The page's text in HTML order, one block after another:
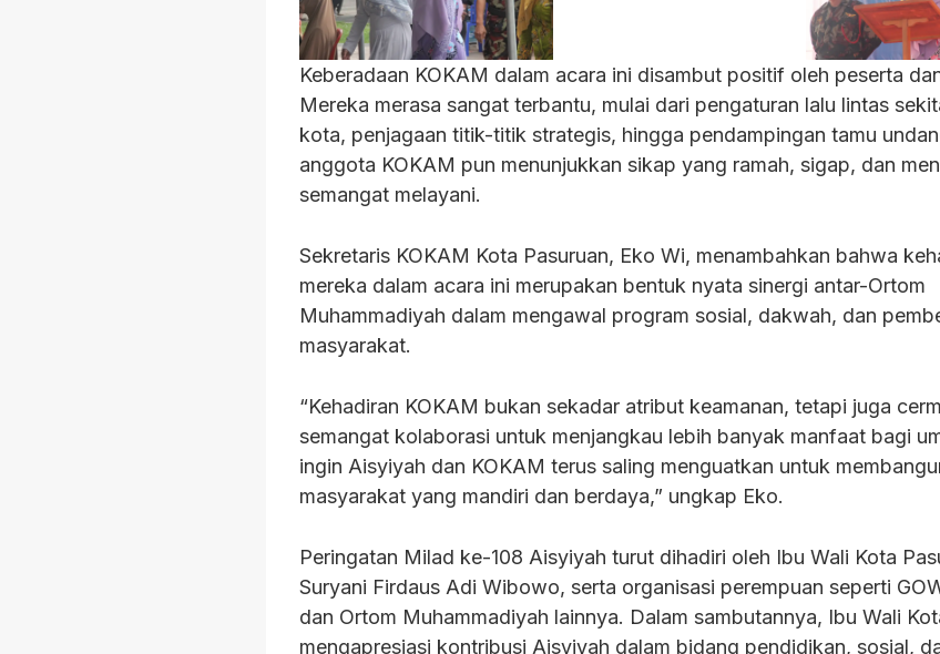
Keberadaan KOKAM dalam acara ini disambut positif oleh peserta
Mereka merasa sangat terbantu, mulai dari pengaturan lalu lintas
kota, penjagaan titik-titik strategis, hingga pendampingan tamu
anggota KOKAM pun menunjukkan sikap yang ramah, sigap, dan
semangat melayani.
Sekretaris KOKAM Kota Pasuruan, Eko Wi, menambahkan bahwa
mereka dalam acara ini merupakan bentuk nyata sinergi antar-Ortom
Muhammadiyah dalam mengawal program sosial, dakwah, dan
masyarakat.
“Kehadiran KOKAM bukan sekadar atribut keamanan, tetapi juga
semangat kolaborasi untuk menjangkau lebih banyak manfaat bagi
ingin Aisyiyah dan KOKAM terus saling menguatkan untuk
masyarakat yang mandiri dan berdaya,” ungkap Eko.
Peringatan Milad ke-108 Aisyiyah turut dihadiri oleh Ibu Wali Kota
Suryani Firdaus Adi Wibowo, serta organisasi perempuan seperti
dan Ortom Muhammadiyah lainnya. Dalam sambutannya, Ibu Wali
mengapresiasi kontribusi Aisyiyah dalam bidang pendidikan, sosial,